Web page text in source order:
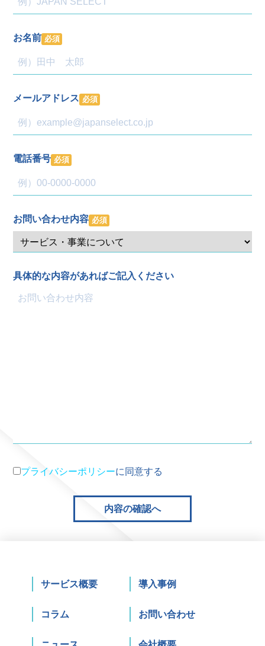
お名前 必須
メールアドレス 必須
電話番号 必須
お問い合わせ内容 必須
具体的な内容があればご記入ください
プライバシーポリシーに同意する
内容の確認へ
サービス概要
コラム
導入事例
お問い合わせ